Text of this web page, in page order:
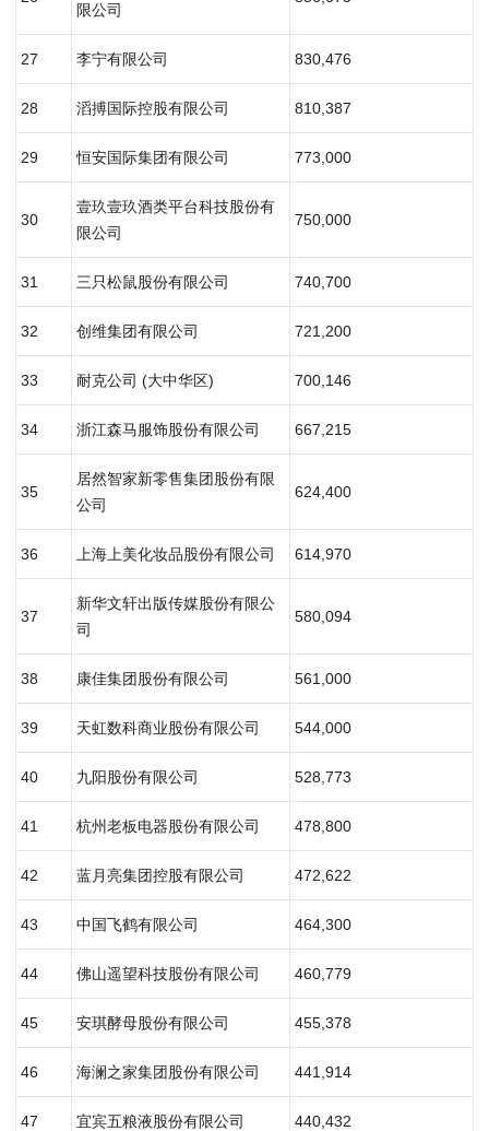
限公司
27 李宁有限公司 830,476
28 滔搏国际控股有限公司 810,387
29 恒安国际集团有限公司 773,000
30
壹玖壹玖酒类平台科技股份有
限公司
750,000
31 三只松鼠股份有限公司 740,700
32 创维集团有限公司 721,200
33 耐克公司 (大中华区) 700,146
34 浙江森马服饰股份有限公司 667,215
35
居然智家新零售集团股份有限
公司
624,400
36 上海上美化妆品股份有限公司 614,970
37
新华文轩出版传媒股份有限公
司
580,094
38 康佳集团股份有限公司 561,000
39 天虹数科商业股份有限公司 544,000
40 九阳股份有限公司 528,773
41 杭州老板电器股份有限公司 478,800
42 蓝月亮集团控股有限公司 472,622
43 中国飞鹤有限公司 464,300
44 佛山遥望科技股份有限公司 460,779
45 安琪酵母股份有限公司 455,378
46 海澜之家集团股份有限公司 441,914
47 宜宾五粮液股份有限公司 440,432